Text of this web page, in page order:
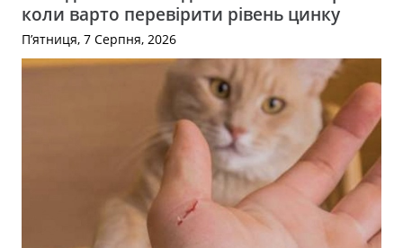
коли варто перевірити рівень цинку
П’ятниця, 7 Серпня, 2026